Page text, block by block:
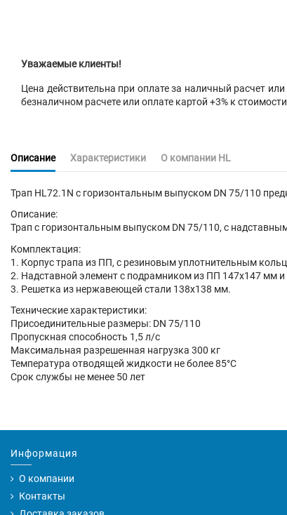
Уважаемые клиенты!
Цена действительна при оплате за наличный расчет
безналичном расчете или оплате картой +3% к
Описание Характеристики О компании HL
Трап HL72.1N с горизонтальным выпуском DN 75/110
Описание:
Трап с горизонтальным выпуском DN 75/110, с
Комплектация:
1. Корпус трапа из ПП, с резиновым уплотнительным
2. Надставной элемент с подрамником из ПП 147х147 мм и
3. Решетка из нержавеющей стали 138х138 мм.
Технические характеристики:
Присоединительные размеры: DN 75/110
Пропускная способность 1,5 л/с
Максимальная разрешенная нагрузка 300 кг
Температура отводящей жидкости не более 85°С
Срок службы не менее 50 лет
Информация
О компании
Контакты